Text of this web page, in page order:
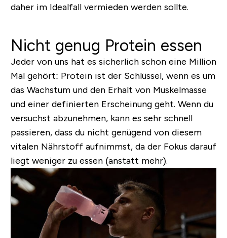
daher im Idealfall vermieden werden sollte.
Nicht genug Protein essen
Jeder von uns hat es sicherlich schon eine Million
Mal gehört: Protein ist der Schlüssel, wenn es um
das Wachstum und den Erhalt von Muskelmasse
und einer definierten Erscheinung geht. Wenn du
versuchst abzunehmen, kann es sehr schnell
passieren, dass du nicht genügend von diesem
vitalen Nährstoff aufnimmst, da der Fokus darauf
liegt weniger zu essen (anstatt mehr).